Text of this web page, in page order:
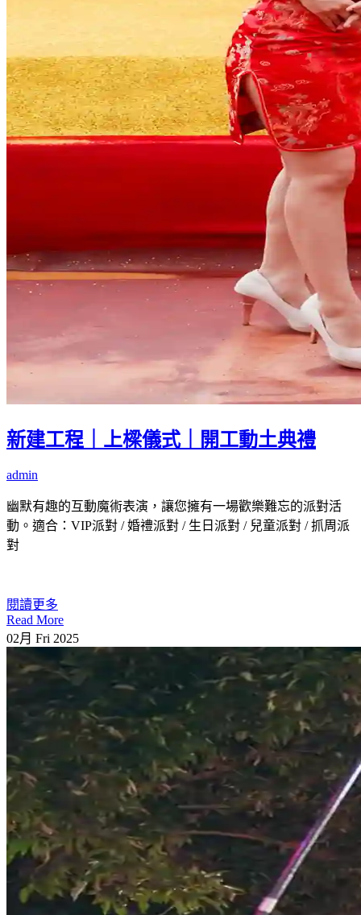
新建工程｜上樑儀式｜開工動土典禮
admin
幽默有趣的互動魔術表演，讓您擁有一場歡樂難忘的派對活
動。適合：VIP派對 / 婚禮派對 / 生日派對 / 兒童派對 / 抓周派
對
閱讀更多
Read More
02月 Fri 2025